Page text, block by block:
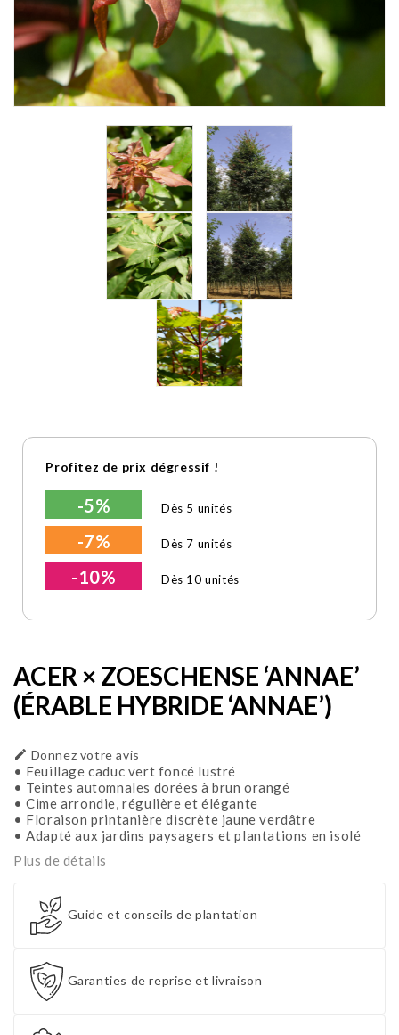
Profitez de prix dégressif !
-5% Dès 5 unités
-7% Dès 7 unités
-10% Dès 10 unités
ACER × ZOESCHENSE ‘ANNAE’
(ÉRABLE HYBRIDE ‘ANNAE’)
 Donnez votre avis
• Feuillage caduc vert foncé lustré
• Teintes automnales dorées à brun orangé
• Cime arrondie, régulière et élégante
• Floraison printanière discrète jaune verdâtre
• Adapté aux jardins paysagers et plantations en isolé
Plus de détails
Guide et conseils de plantation
Garanties de reprise et livraison